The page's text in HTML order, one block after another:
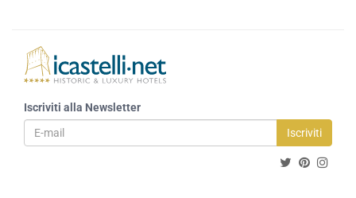
Iscriviti alla Newsletter
Iscriviti